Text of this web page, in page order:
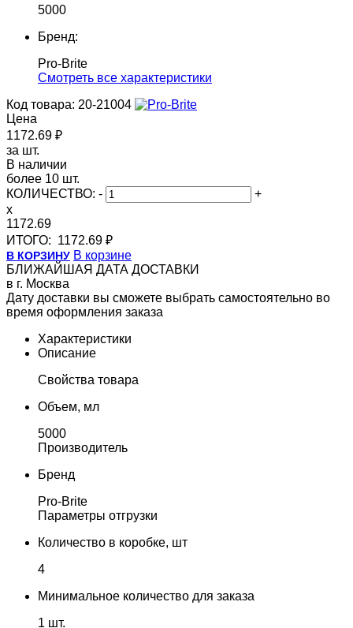
5000
Бренд:
Pro-Brite
Cмотреть все характеристики
Код товара: 20-21004
Цена
1172.69 ₽
за шт.
В наличии
более 10 шт.
КОЛИЧЕСТВО: -
+
x
1172.69
ИТОГО: 1172.69 ₽
В КОРЗИНУ В корзине
БЛИЖАЙШАЯ ДАТА ДОСТАВКИ
в г. Москва
Дату доставки вы сможете выбрать самостоятельно во
время оформления заказа
Характеристики
Описание
Свойства товара
Объем, мл
5000
Производитель
Бренд
Pro-Brite
Параметры отгрузки
Количество в коробке, шт
4
Минимальное количество для заказа
1 шт.